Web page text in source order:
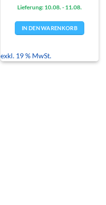
Lieferung: 10.08. - 11.08.
IN DEN WARENKORB
exkl. 19 % MwSt.